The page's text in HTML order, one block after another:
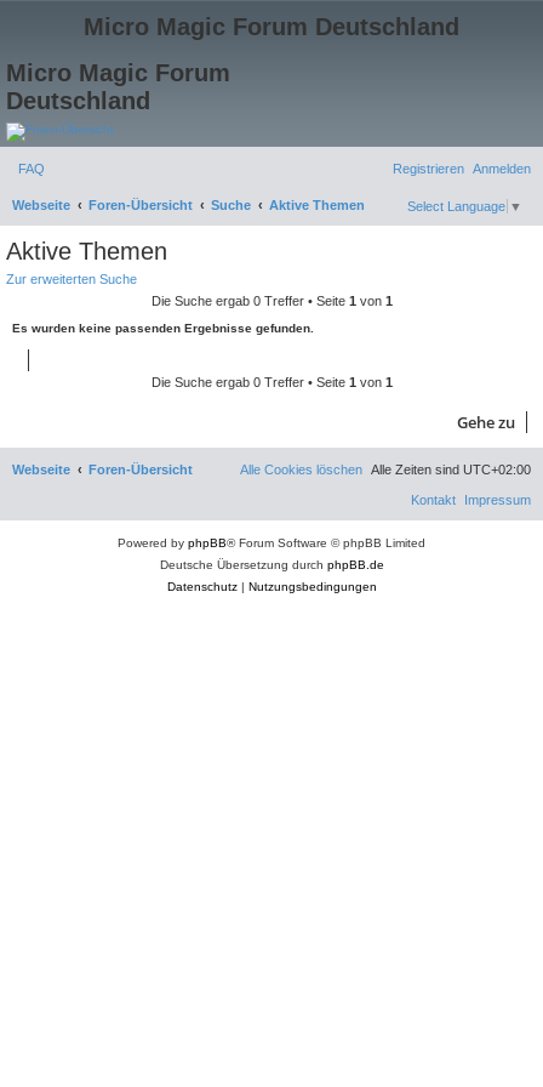
Micro Magic Forum Deutschland
Micro Magic Forum
Deutschland
FAQ Anmelden
Registrieren
Webseite Foren-Übersicht Suche Aktive Themen Select Language ▼
Aktive Themen
Zur erweiterten Suche
Die Suche ergab 0 Treffer • Seite 1 von 1
Es wurden keine passenden Ergebnisse gefunden.
Die Suche ergab 0 Treffer • Seite 1 von 1
Gehe zu
Webseite Foren-Übersicht Alle Zeiten sind UTC+02:00
Alle Cookies löschen
Impressum
Kontakt
Powered by phpBB® Forum Software © phpBB Limited
Deutsche Übersetzung durch phpBB.de
Datenschutz| Nutzungsbedingungen